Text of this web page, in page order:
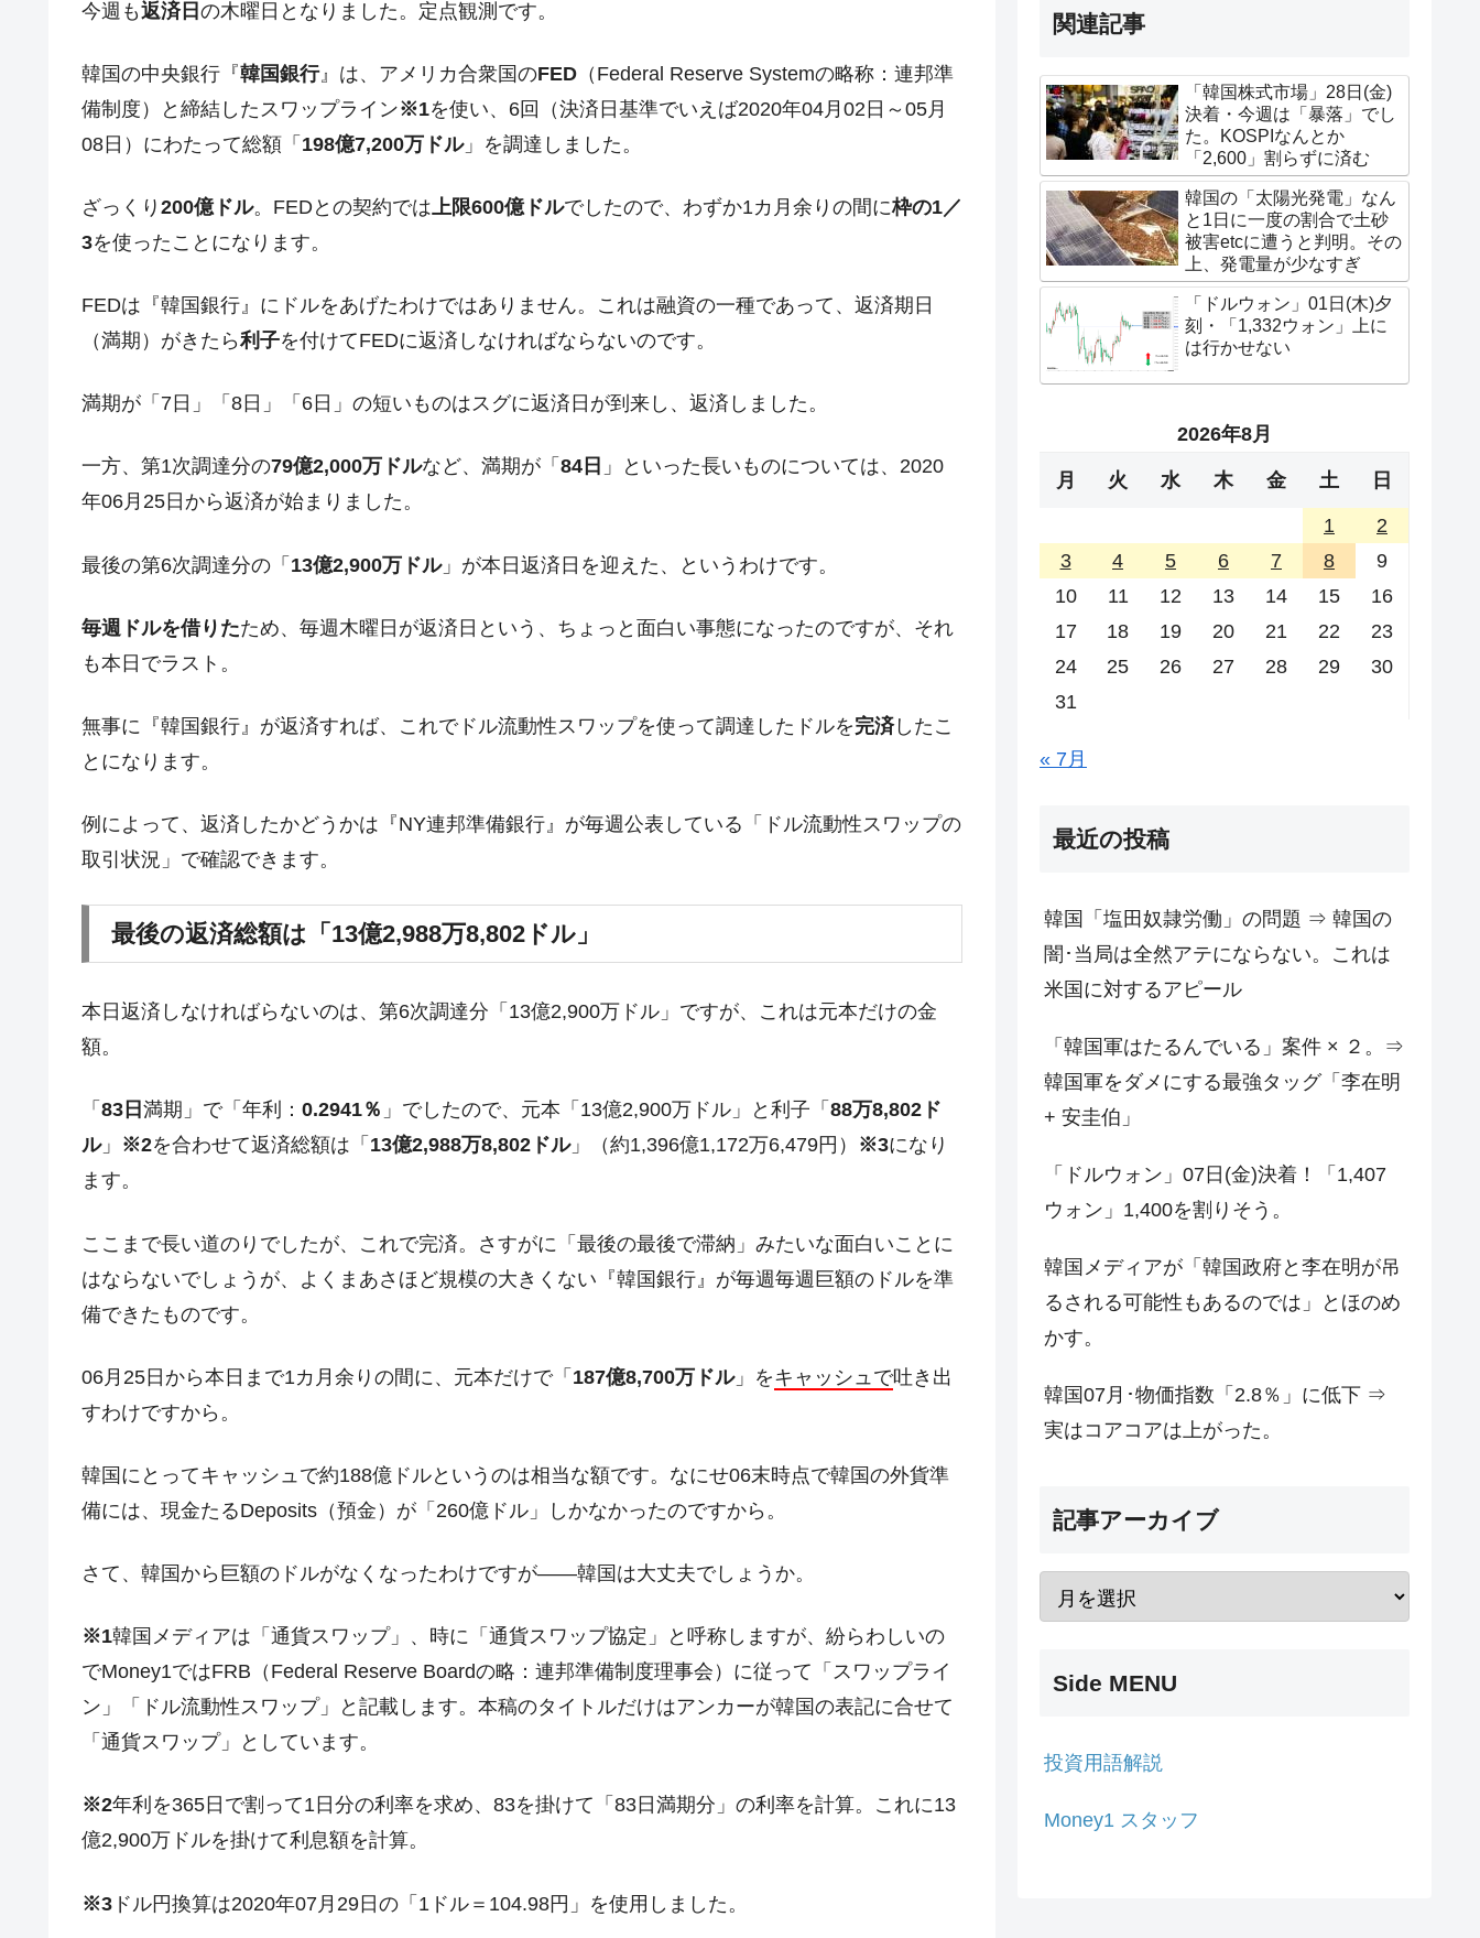
韓国･帰ってきた李在明。李在明を支持しない「50.5％」に上昇
『Money1』
韓国大統領府ボンクラ政策室長が告発された ⇒ 国家が行った恐るべき株価操作であり、空前の国政
壟断
『Money1』 韓国･警察職員が「丸刈りになって抗議活動」
『Money1』 韓国製造業「半導体絶好調」のウラで他業種は全般的「不調」⇒ PSIが示す現況は決して良くない。
『Money1』 【米韓激突案件】韓国消費者院が『クーパン』1人当たり賠償10万ウォンを認定 ⇒ 総額3兆7,000億
『Money1』 韓国で猛暑。南東部では干ばつ
『Money1』 韓国型イージス搭載の次世代駆逐艦「KDDX」1番艦、2032年竣工と公示
『Money1』
韓国政府『BYD』車への補助金を全廃 ⇒ 実は韓国で『BYD』車は売れている。6カ月で対前年同期比
ドを掲げる「在韓反米勢力」
『Money1』 韓国政府「2035年までに18.4GW規模のAIデータセンター整備」⇒ だから無理だってば。
『Money1』 韓国『国民年金公団』株価暴落で200兆蒸発。
『Money1』 韓国政府「ニセＫ-ブランドを通報しようキャンペーン」⇒ あの名物教授も登場！
『Money1』 韓国「橋が落ちました」⇒ 耐久性「なさすぎ」では。
『Money1』
する差別。許してはおかぬ
『Money1』 韓国ボンクラ政策室長･金容範、株価暴落に他人事のような発言。
『Money1』 韓国半導体『SKハイニックス』2026年2Qの業績「史上最高益」当期純利益は前年同期比13.4倍に。
Fact1 日本の誇る海洋資源調査船『白嶺』は先進技術の塊！
Fact1 今話題の「楽天ライオンズ」とは？
Fact1 全て勝つといくら？ 競馬GI競走で勝利騎手がもらえる賞金とは？
Fact1 平成仮面ライダーの意外すぎるモチーフとは？
Fact1
Fact1 甲子園通算本塁打、最多の清原に次いで多く打っている意外な選手とは？
Fact1 セレクトセールの高額取引馬が稼いだ金額とは？
今週も返済日 の木曜日となりました。定点観測です。
韓国の中央銀行『韓国銀行』は、アメリカ合衆国のFED （Federal Reserve Systemの略称：連邦準
備制度）と締結したスワップライン※1を使い、6回（決済日基準でいえば2020年04月02日～05月
08日）にわたって総額「 198億7,200万ドル」を調達しました。
ざっくり 200億ドル。FEDとの契約では 上限600億ドルでしたので、わずか1カ月余りの間に枠の1／
3を使ったことになります。
FEDは『韓国銀行』にドルをあげたわけではありません。これは融資の一種であって、返済期日
（満期）がきたら利子を付けてFEDに返済しなければならないのです。
満期が「7日」「8日」「6日」の短いものはスグに返済日が到来し、返済しました。
一方、第1次調達分の79億2,000万ドルなど、満期が「 84日 」といった長いものについては、2020
年06月25日から返済が始まりました。
最後の第6次調達分の「 13億2,900万ドル」が本日返済日を迎えた、というわけです。
毎週ドルを借りたため、毎週木曜日が返済日という、ちょっと面白い事態になったのですが、それ
も本日でラスト。
無事に『韓国銀行』が返済すれば、これでドル流動性スワップを使って調達したドルを完済したこ
とになります。
例によって、返済したかどうかは『NY連邦準備銀行』が毎週公表している「ドル流動性スワップの
取引状況」で確認できます。
最後の返済総額は「13億2,988万8,802ドル」
本日返済しなければらないのは、第6次調達分「13億2,900万ドル」ですが、これは元本だけの金
額。
「 83日 満期」で「年利： 0.2941％ 」でしたので、元本「13億2,900万ドル」と利子「 88万8,802ド
ル」 ※2を合わせて返済総額は「 13億2,988万8,802ドル」（約1,396億1,172万6,479円） ※3になり
ます。
ここまで長い道のりでしたが、これで完済。さすがに「最後の最後で滞納」みたいな面白いことに
はならないでしょうが、よくまあさほど規模の大きくない『韓国銀行』が毎週毎週巨額のドルを準
備できたものです。
06月25日から本日まで1カ月余りの間に、元本だけで「 187億8,700万ドル」をキャッシュで吐き出
すわけですから。
韓国にとってキャッシュで約188億ドルというのは相当な額です。なにせ06末時点で韓国の外貨準
備には、現金たるDeposits（預金）が「260億ドル」しかなかったのですから。
さて、韓国から巨額のドルがなくなったわけですが――韓国は大丈夫でしょうか。
※1韓国メディアは「通貨スワップ」、時に「通貨スワップ協定」と呼称しますが、紛らわしいの
でMoney1ではFRB（Federal Reserve Boardの略：連邦準備制度理事会）に従って「スワップライ
ン」「ドル流動性スワップ」と記載します。本稿のタイトルだけはアンカーが韓国の表記に合せて
「通貨スワップ」としています。
※2年利を365日で割って1日分の利率を求め、83を掛けて「83日満期分」の利率を計算。これに13
億2,900万ドルを掛けて利息額を計算。
※3 ドル円換算は2020年07月29日の「1ドル＝104.98円」を使用しました。
関連記事
「韓国株式市場」28日(金)
決着・今週は「暴落」でし
た。KOSPIなんとか
「2,600」割らずに済む
韓国の「太陽光発電」なん
と1日に一度の割合で土砂
被害etcに遭うと判明。その
上、発電量が少なすぎ
「ドルウォン」01日(木)夕
刻・「1,332ウォン」上に
は行かせない
2026年8月
月 火 水 木 金 土 日
1
2
3
4 5 6 7 8
9
10
11 12 13 14 15
16
17
18 19 20 21 22
23
24
25 26 27 28 29
30
31
« 7月
最近の投稿
韓国「塩田奴隷労働」の問題 ⇒ 韓国の
闇･当局は全然アテにならない。これは
米国に対するアピール
「韓国軍はたるんでいる」案件 × ２。⇒
韓国軍をダメにする最強タッグ「李在明
+ 安圭伯」
「ドルウォン」07日(金)決着！「1,407
ウォン」1,400を割りそう。
韓国メディアが「韓国政府と李在明が吊
るされる可能性もあるのでは」とほのめ
かす。
韓国07月･物価指数「2.8％」に低下 ⇒
実はコアコアは上がった。
記事アーカイブ
Side MENU
投資用語解説
Money1 スタッフ